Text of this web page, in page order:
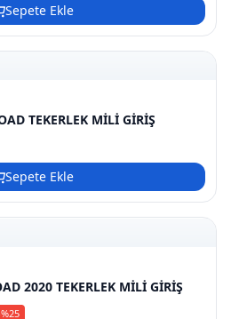
Sepete Ekle
TEKERLEK MİLİ GİRİŞ
Sepete Ekle
2020 TEKERLEK MİLİ GİRİŞ
25